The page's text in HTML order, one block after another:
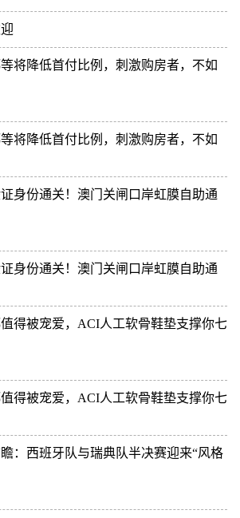
将降低首付比例，刺激购房者，不如
将降低首付比例，刺激购房者，不如
身份通关！澳门关闸口岸虹膜自助通
身份通关！澳门关闸口岸虹膜自助通
得被宠爱，ACI人工软骨鞋垫支撑你七
得被宠爱，ACI人工软骨鞋垫支撑你七
：西班牙队与瑞典队半决赛迎来“风格